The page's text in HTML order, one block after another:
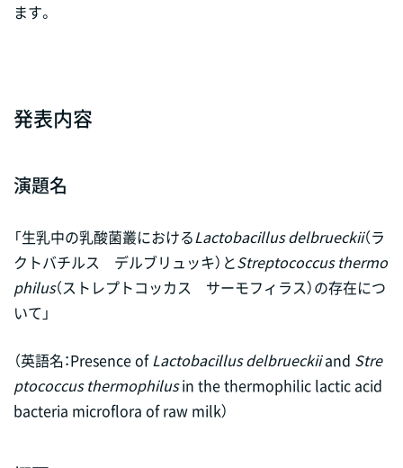
ます。
発表内容
演題名
「生乳中の乳酸菌叢におけるLactobacillus delbrueckii（ラ
クトバチルス デルブリュッキ）とStreptococcus thermo
philus（ストレプトコッカス サーモフィラス）の存在につ
いて」
（英語名：Presence ofLactobacillus delbrueckiiand Stre
ptococcus thermophilusin the thermophilic lactic acid
bacteria microflora of raw milk）